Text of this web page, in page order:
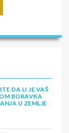
DA LI JE VAŠ
BORAVKA
U ZEMLJE